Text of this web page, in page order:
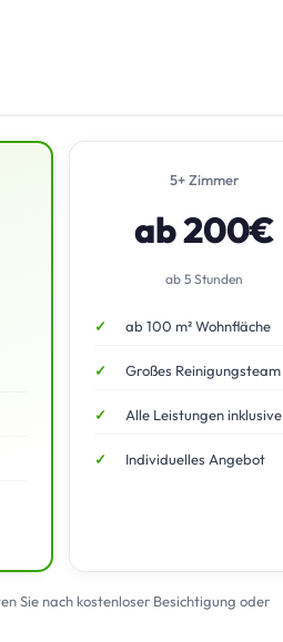
5+ Zimmer
ab 200€
ab 5 Stunden
ab 100 m² Wohnfläche
Großes Reinigungsteam
Alle Leistungen inklusive
Individuelles Angebot
Sie nach kostenloser Besichtigung oder